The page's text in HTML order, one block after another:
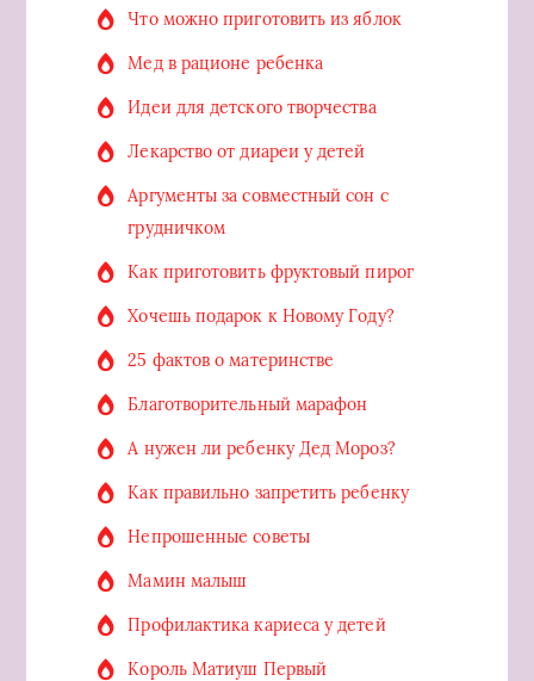
Что можно приготовить из яблок
Мед в рационе ребенка
Идеи для детского творчества
Лекарство от диареи у детей
Аргументы за совместный сон с
грудничком
Как приготовить фруктовый пирог
Хочешь подарок к Новому Году?
25 фактов о материнстве
Благотворительный марафон
А нужен ли ребенку Дед Мороз?
Как правильно запретить ребенку
Непрошенные советы
Мамин малыш
Профилактика кариеса у детей
Король Матиуш Первый